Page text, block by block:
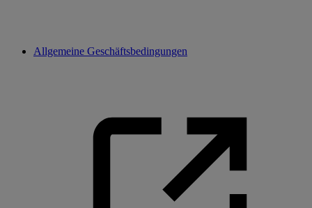
Allgemeine Geschäftsbedingungen